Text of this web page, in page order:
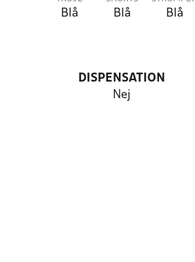
Blå Blå Blå
DISPENSATION
Nej